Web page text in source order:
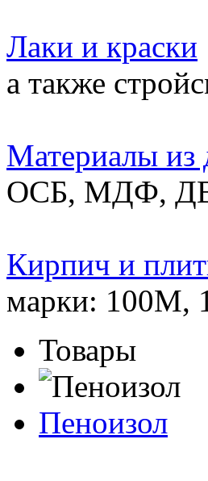
Лаки и краски
а также
Материалы из
ОСБ, МДФ,
Кирпич и
марки: 100М,
Товары
Пеноизол